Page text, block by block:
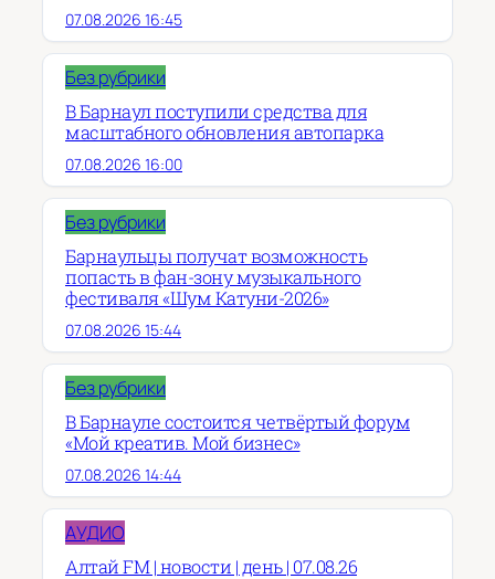
07.08.2026 16:45
Без рубрики
В Барнаул поступили средства для
масштабного обновления автопарка
07.08.2026 16:00
Без рубрики
Барнаульцы получат возможность
попасть в фан-зону музыкального
фестиваля «Шум Катуни-2026»
07.08.2026 15:44
Без рубрики
В Барнауле состоится четвёртый форум
«Мой креатив. Мой бизнес»
07.08.2026 14:44
АУДИО
Алтай FM | новости | день | 07.08.26